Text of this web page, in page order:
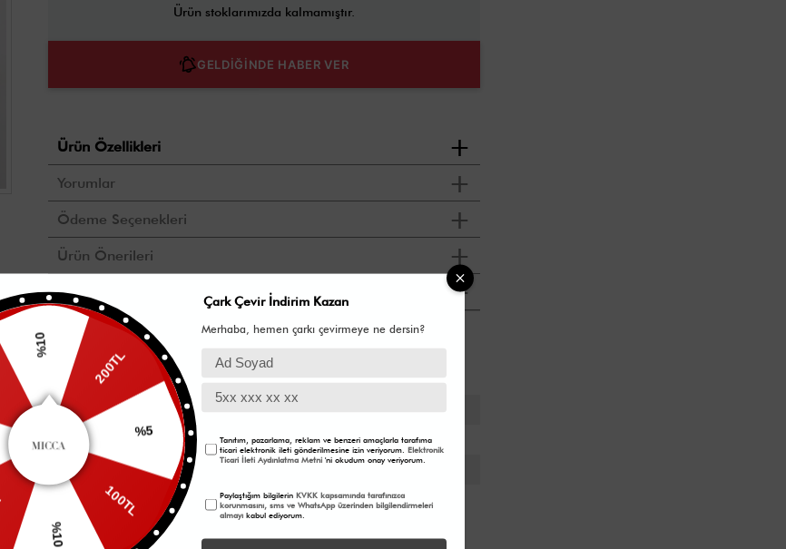
Ürün stoklarımızda kalmamıştır.
GELDİĞİNDE HABER VER
Ürün Özellikleri
Yorumlar
Ödeme Seçenekleri
Ürün Önerileri
Yıkama Talimatı
Zebra Desen Özel Dokuma Kumaş Kap - Ferace Üretim Ülkesi: Türkiye Sezon:
2025 İlkbahar Yaz Kumaş İçeriği: %100 polyester Boy Uzunluğu:130 cm Ürün
Ölçüleri 46 Beden için: Göğüs 118 cm, Basen 133 cm Manken Ölçüleri Giydiği
Beden: 46 Boy: 175 cm Göğüs: 75 cm , Bel: 60 cm , Basen: 88 cm
Yıl 2025
Sezon İlkbahar / Yaz
Kumaş Ürünlerimiz
Kalıp Büyük Beden
%10 200TL
%5
100TL
%10
Çark Çevir İndirim Kazan
Merhaba, hemen çarkı çevirmeye ne dersin?
Tanıtım, pazarlama, reklam ve benzeri amaçlarla tarafıma
ticari elektronik ileti gönderilmesine izin veriyorum. Elektronik
Ticari İleti Aydınlatma Metni 'ni okudum onay veriyorum.
Paylaştığım bilgilerin KVKK kapsamında tarafınızca
korunmasını, sms ve WhatsApp üzerinden bilgilendirmeleri
almayı kabul ediyorum.